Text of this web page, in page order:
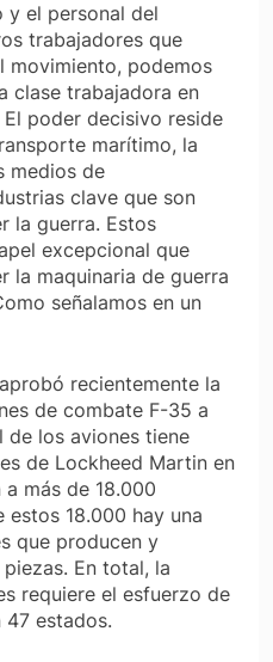
el personal del
trabajadores que
movimiento, podemos
clase trabajadora en
poder decisivo reside
marítimo, la
medios de
clave que son
la guerra. Estos
excepcional que
la maquinaria de guerra
señalamos en un
recientemente la
de combate F-35 a
de los aviones tiene
de Lockheed Martin en
más de 18.000
estos 18.000 hay una
que producen y
En total, la
requiere el esfuerzo de
estados.